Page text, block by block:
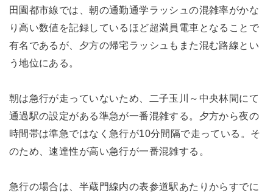
田園都市線では、朝の通勤通学ラッシュの混雑率がかな
り高い数値を記録しているほど超満員電車となることで
有名であるが、夕方の帰宅ラッシュもまた混む路線とい
う地位にある。
朝は急行が走っていないため、二子玉川～中央林間にて
通過駅の設定がある準急が一番混雑する。夕方から夜の
時間帯は準急ではなく急行が10分間隔で走っている。そ
のため、速達性が高い急行が一番混雑する。
急行の場合は、半蔵門線内の表参道駅あたりからすでに